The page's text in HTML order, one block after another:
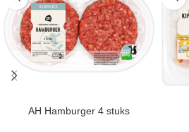
AH Hamburger 4 stuks